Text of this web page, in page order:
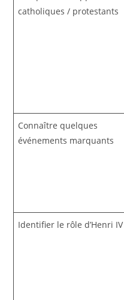
catholiques / protestants
Connaître quelques
événements marquants
Identifier le rôle d’Henri IV